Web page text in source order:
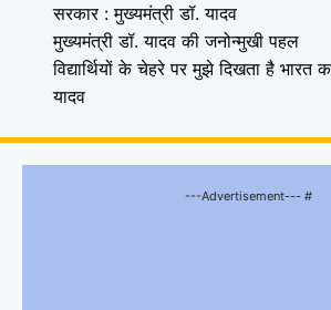
सरकार : मुख्यमंत्री डॉ. यादव
मुख्यमंत्री डॉ. यादव की जनोन्मुखी पहल
विद्यार्थियों के चेहरे पर मुझे दिखता है भारत
यादव
---Advertisement--- #